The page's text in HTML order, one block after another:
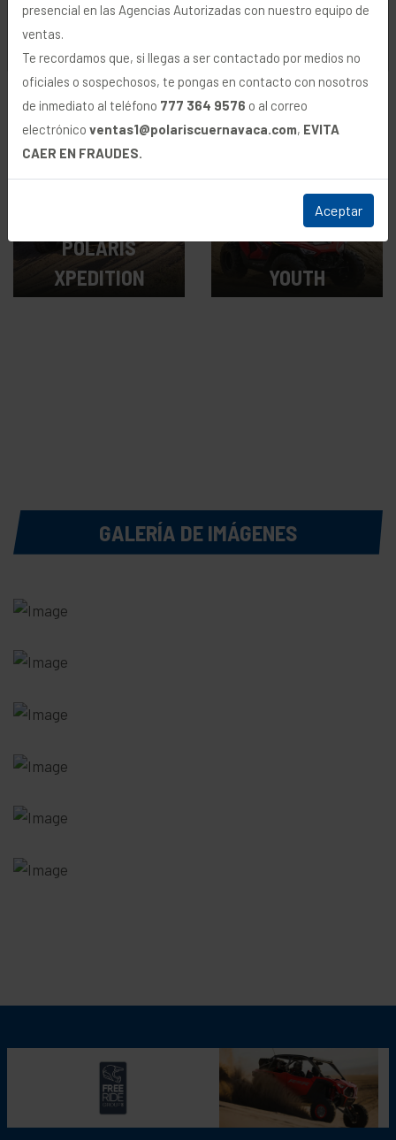
Desde $309,900
MXN
Desde $229,900
MXN
POLARIS
XPEDITION
YOUTH
GALERÍA DE IMÁGENES
presencial en las Agencias Autorizadas con nuestro equipo de
ventas.
Te recordamos que, si llegas a ser contactado por medios no
oficiales o sospechosos, te pongas en contacto con nosotros
de inmediato al teléfono 777 364 9576 o al correo
electrónico ventas1@polariscuernavaca.com, EVITA
CAER EN FRAUDES.
Aceptar